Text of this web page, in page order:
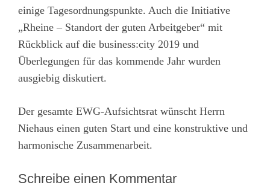
einige Tagesordnungspunkte. Auch die Initiative
„Rheine – Standort der guten Arbeitgeber“ mit
Rückblick auf die business:city 2019 und
Überlegungen für das kommende Jahr wurden
ausgiebig diskutiert.
Der gesamte EWG-Aufsichtsrat wünscht Herrn
Niehaus einen guten Start und eine konstruktive und
harmonische Zusammenarbeit.
Schreibe einen Kommentar